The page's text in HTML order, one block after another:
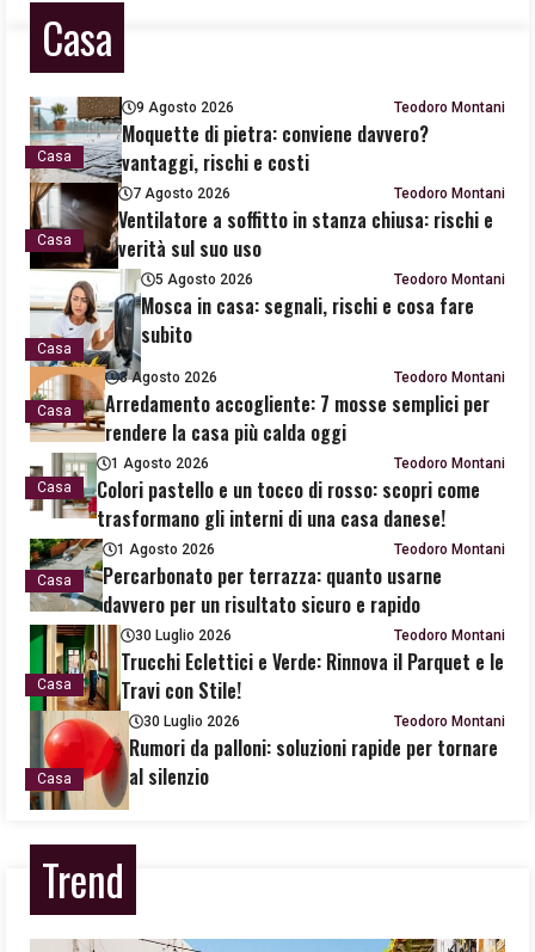
Casa
Casa
9 Agosto 2026 Teodoro Montani
Moquette di pietra: conviene davvero?
vantaggi, rischi e costi
Casa
7 Agosto 2026 Teodoro Montani
Ventilatore a soffitto in stanza chiusa: rischi e
verità sul suo uso
Casa
5 Agosto 2026 Teodoro Montani
Mosca in casa: segnali, rischi e cosa fare
subito
Casa
3 Agosto 2026 Teodoro Montani
Arredamento accogliente: 7 mosse semplici per
rendere la casa più calda oggi
Casa
1 Agosto 2026 Teodoro Montani
Colori pastello e un tocco di rosso: scopri come
trasformano gli interni di una casa danese!
Casa
1 Agosto 2026 Teodoro Montani
Percarbonato per terrazza: quanto usarne
davvero per un risultato sicuro e rapido
Casa
30 Luglio 2026 Teodoro Montani
Trucchi Eclettici e Verde: Rinnova il Parquet e le
Travi con Stile!
Casa
30 Luglio 2026 Teodoro Montani
Rumori da palloni: soluzioni rapide per tornare
al silenzio
Trend